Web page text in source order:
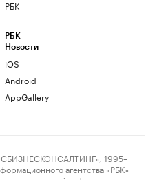
РБК
РБК
Новости
iOS
Android
AppGallery
1995–
агентства «РБК»